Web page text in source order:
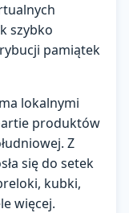
szybko
pamiątek
lokalnymi
produktów
Z
się do setek
kubki,
więcej.